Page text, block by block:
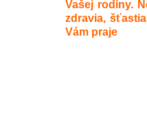
Vašej rodiny.
zdravia,
Vám praje